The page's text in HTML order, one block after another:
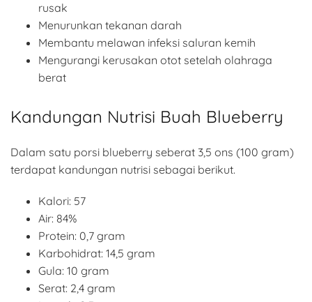
rusak
Menurunkan tekanan darah
Membantu melawan infeksi saluran kemih
Mengurangi kerusakan otot setelah olahraga
berat
Kandungan Nutrisi Buah Blueberry
Dalam satu porsi blueberry seberat 3,5 ons (100 gram)
terdapat kandungan nutrisi sebagai berikut.
Kalori: 57
Air: 84%
Protein: 0,7 gram
Karbohidrat: 14,5 gram
Gula: 10 gram
Serat: 2,4 gram